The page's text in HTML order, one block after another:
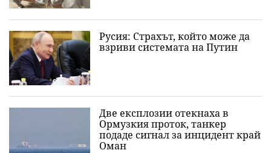
Русия: Страхът, който може да
взриви системата на Путин
Две експлозии отекнаха в
Ормузкия проток, танкер
подаде сигнал за инцидент край
Оман